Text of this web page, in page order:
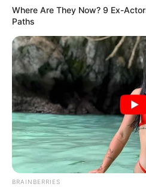
Where Are They Now? 9 Ex-
Paths
BRAINBERRIES